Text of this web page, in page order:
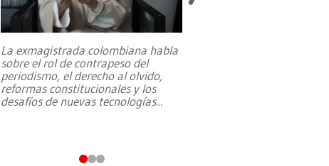
La exmagistrada colombiana habla
sobre el rol de contrapeso del
periodismo, el derecho al olvido,
reformas constitucionales y los
desafíos de nuevas tecnologías...